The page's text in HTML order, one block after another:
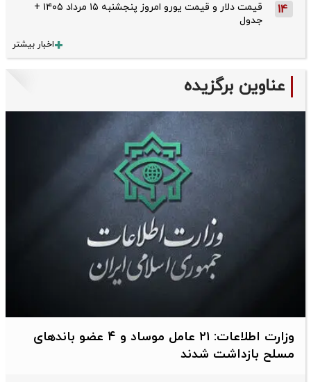
14
قیمت دلار و قیمت یورو امروز پنجشنبه ۱۵ مرداد ۱۴۰۵ +
جدول
اخبار بیشتر
عناوین برگزیده
وزارت اطلاعات: ۲۱ عامل موساد و ۴ عضو باندهای
مسلح بازداشت شدند